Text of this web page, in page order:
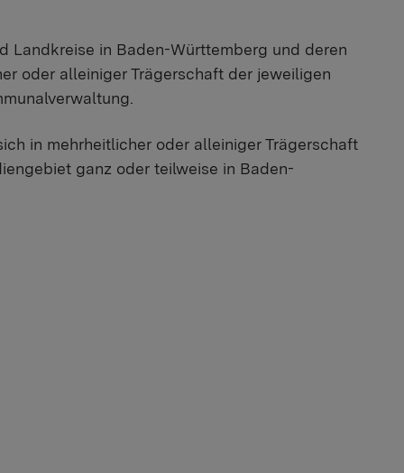
Landkreise in Baden-Württemberg und deren
oder alleiniger Trägerschaft der jeweiligen
in mehrheitlicher oder alleiniger Trägerschaft
ganz oder teilweise in Baden-